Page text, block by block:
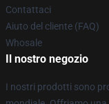
Contattaci
Aiuto del cliente (FAQ)
Whosale
Il nostro negozio
I nostri prodotti sono